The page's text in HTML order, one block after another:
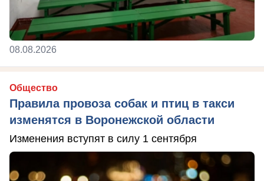
08.08.2026
Общество
Правила провоза собак и птиц в такси
изменятся в Воронежской области
Изменения вступят в силу 1 сентября